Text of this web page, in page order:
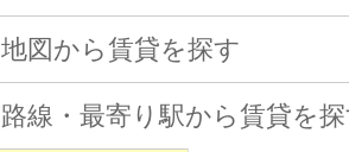
地図から賃貸を探す
路線・最寄り駅から賃貸を